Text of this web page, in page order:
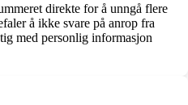
direkte for å unngå flere
å ikke svare på anrop fra
med personlig informasjon